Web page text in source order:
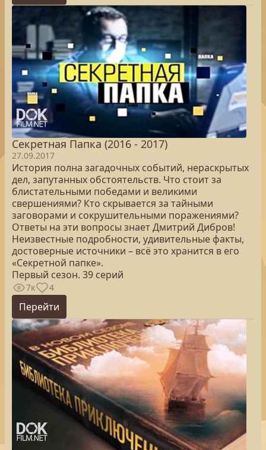
Секретная Папка (2016 - 2017)
27.09.2017
История полна загадочных событий, нераскрытых
дел, запутанных обстоятельств. Что стоит за
блистательными победами и великими
свершениями? Кто скрывается за тайными
заговорами и сокрушительными поражениями?
Ответы на эти вопросы знает Дмитрий Дибров!
Неизвестные подробности, удивительные факты,
достоверные источники – всё это хранится в его
«Секретной папке».
Первый сезон. 39 серий
7к 4
Перейти